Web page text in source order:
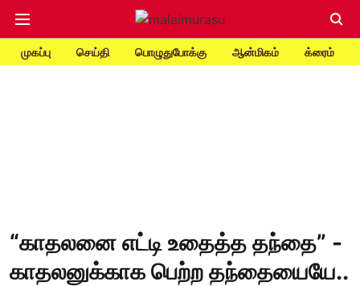
முகப்பு செய்தி பொழுதுபோக்கு ஆன்மிகம் க்ரைம்
“காதலனை எட்டி உதைத்த தந்தை” -
காதலனுக்காக பெற்ற தந்தையையே..